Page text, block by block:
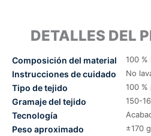
DETALLES DEL
Composición del material 100
Instrucciones de cuidado No
Tipo de tejido 100
Gramaje del tejido 150-
Tecnología
Peso aproximado ±170